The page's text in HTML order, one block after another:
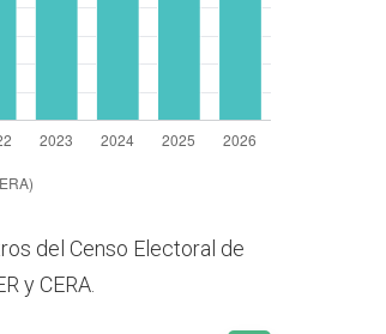
del Censo Electoral de
y CERA.